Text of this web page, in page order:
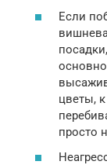
Если
цветы,
просто